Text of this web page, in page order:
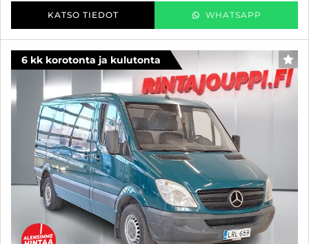
KATSO TIEDOT WHATSAPP
6 kk korotonta ja kulutonta